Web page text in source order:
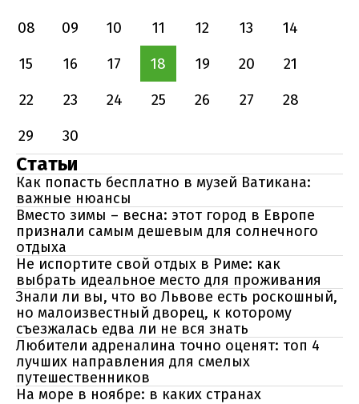
08
09 10 11 12 13
14
15
16 17 18 19 20
21
22
23 24 25 26 27
28
29
30
Статьи
Как попасть бесплатно в музей Ватикана:
важные нюансы
Вместо зимы – весна: этот город в Европе
признали самым дешевым для солнечного
отдыха
Не испортите свой отдых в Риме: как
выбрать идеальное место для проживания
Знали ли вы, что во Львове есть роскошный,
но малоизвестный дворец, к которому
съезжалась едва ли не вся знать
Любители адреналина точно оценят: топ 4
лучших направления для смелых
путешественников
На море в ноябре: в каких странах